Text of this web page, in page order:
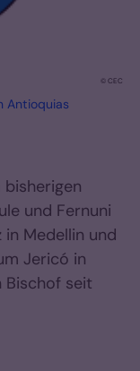
© CEC
Antioquias
bisherigen
und Fernuni
Medellin und
Jericó in
Bischof seit